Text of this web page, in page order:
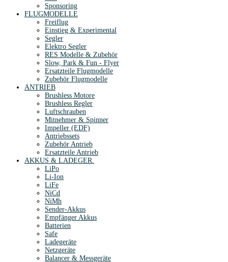
Sponsoring
FLUGMODELLE
Freiflug
Einstieg & Experimental
Segler
Elektro Segler
RES Modelle & Zubehör
Slow, Park & Fun - Flyer
Ersatzteile Flugmodelle
Zubehör Flugmodelle
ANTRIEB
Brushless Motore
Brushless Regler
Luftschrauben
Mitnehmer & Spinner
Impeller (EDF)
Antriebssets
Zubehör Antrieb
Ersatzteile Antrieb
AKKUS & LADEGER.
LiPo
Li-Ion
LiFe
NiCd
NiMh
Sender-Akkus
Empfänger Akkus
Batterien
Safe
Ladegeräte
Netzgeräte
Balancer & Messgeräte